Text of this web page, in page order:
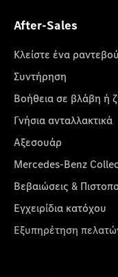
After-Sales
Κλείστε ένα
Συντήρηση
Βοήθεια σε βλάβη ή
Γνήσια ανταλλακτικά
Αξεσουάρ
Mercedes-Benz
Βεβαιώσεις &
Εγχειρίδια κατόχου
Εξυπηρέτηση